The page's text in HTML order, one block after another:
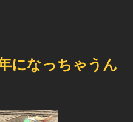
になっちゃうん